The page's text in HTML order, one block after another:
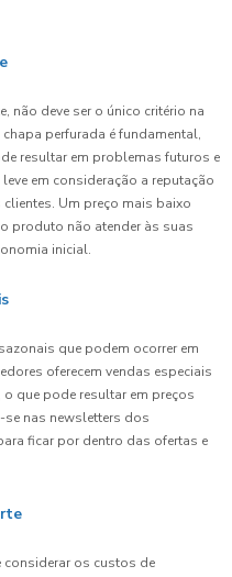
não deve ser o único critério na
perfurada é fundamental,
resultar em problemas futuros e
em consideração a reputação
Um preço mais baixo
produto não atender às suas
inicial.
que podem ocorrer em
oferecem vendas especiais
que pode resultar em preços
se nas newsletters dos
ficar por dentro das ofertas e
considerar os custos de